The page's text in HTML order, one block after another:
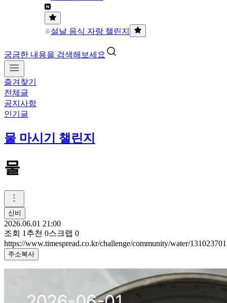
설날 음식 자랑 챌린지
궁금한 내용을 검색해보세요
즐겨찾기
전체글
공지사항
인기글
물 마시기 챌린지
물
신비
2026.06.01 21:00
조회 1 추천 0스크랩 0
https://www.timespread.co.kr/challenge/community/water/131023701
주소복사